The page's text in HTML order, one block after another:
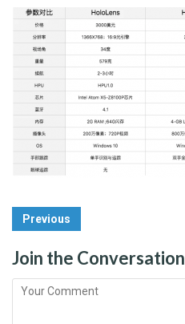
Post
Navigation
Previous
Join the Conversation